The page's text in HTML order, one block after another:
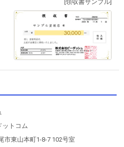
[領収書サンプル]
トコム
東山本町1-8-7 102号室